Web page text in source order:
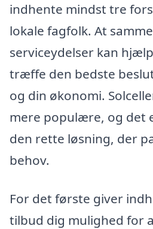
indhente mindst tre
lokale fagfolk. At
serviceydelser kan
træffe den bedste
og din økonomi.
mere populære, og det
den rette løsning, der
behov.
For det første giver
tilbud dig mulighed for